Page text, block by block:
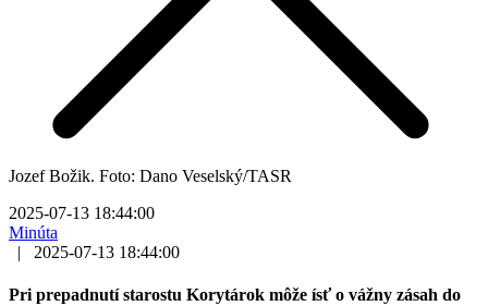
Jozef Božik. Foto: Dano Veselský/TASR
2025-07-13 18:44:00
Minúta
|
2025-07-13 18:44:00
Pri prepadnutí starostu Korytárok môže ísť o vážny zásah do